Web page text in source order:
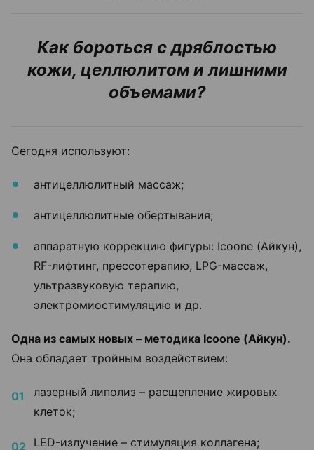
Как бороться с дряблостью
кожи, целлюлитом и лишними
объемами?
Сегодня используют:
антицеллюлитный массаж;
антицеллюлитные обертывания;
аппаратную коррекцию фигуры: Icoone (Айкун),
RF-лифтинг, прессотерапию, LPG-массаж,
ультразвуковую терапию,
электромиостимуляцию и др.
Одна из самых новых – методика Icoone (Айкун).
Она обладает тройным воздействием:
лазерный липолиз – расщепление жировых
клеток;
LED-излучение – стимуляция коллагена;